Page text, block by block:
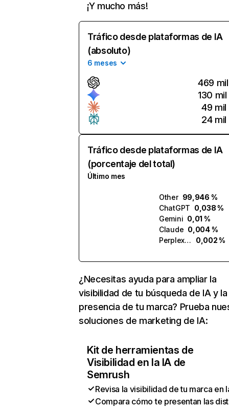
¡Y mucho más!
Tráfico desde plataformas de IA
(absoluto)
6 meses
469 mil
130 mil
49 mil
24 mil
Tráfico desde plataformas de IA
(porcentaje del total)
Último mes
Other 99,946 %
ChatGPT 0,038 %
Gemini 0,01 %
Claude 0,004 %
Perplexity
0,002 %
¿Necesitas ayuda para ampliar la
visibilidad de tu búsqueda de IA y la
presencia de tu marca? Prueba
soluciones de marketing de IA:
Kit de herramientas de
Visibilidad en la IA de
Semrush
Revisa la visibilidad de tu marca en
Compara cómo te presentan las